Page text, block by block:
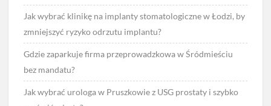
Jak wybrać klinikę na implanty stomatologiczne w Łodzi, by
zmniejszyć ryzyko odrzutu implantu?
Gdzie zaparkuje firma przeprowadzkowa w Śródmieściu
bez mandatu?
Jak wybrać urologa w Pruszkowie z USG prostaty i szybko